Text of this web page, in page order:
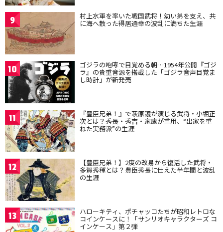
9 村上水軍を率いた戦国武将！幼い弟を支え、共
に海へ散った得居通幸の波乱に満ちた生涯
10 ゴジラの咆哮で目覚める朝…1954年公開『ゴジ
ラ』の貴重音源を搭載した「ゴジラ音声目覚ま
し時計」が新発売
11 『豊臣兄弟！』で萩原護が演じる武将・小堀正
次とは？秀長・秀吉・家康が重用、“出家を重
ねた実務派”の生涯
12 【豊臣兄弟！】2度の改易から復活した武将・
多賀秀種とは？豊臣秀長に仕えた半年間と波乱
の生涯
13 ハローキティ、ポチャッコたちが昭和レトロな
コインケースに！「サンリオキャラクターズ コ
インケース」第２弾